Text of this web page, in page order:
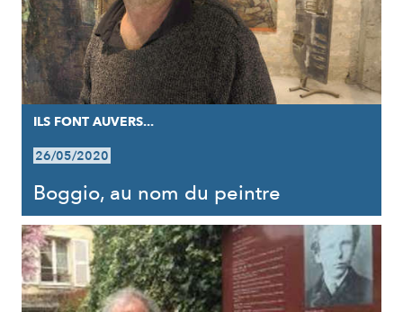
ILS FONT AUVERS...
26/05/2020
Boggio, au nom du peintre